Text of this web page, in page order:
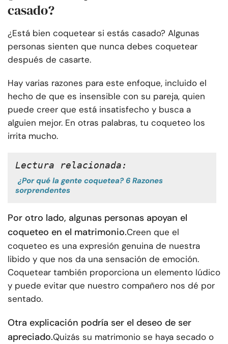
casado?
¿Está bien coquetear si estás casado? Algunas
personas sienten que nunca debes coquetear
después de casarte.
Hay varias razones para este enfoque, incluido el
hecho de que es insensible con su pareja, quien
puede creer que está insatisfecho y busca a
alguien mejor. En otras palabras, tu coqueteo los
irrita mucho.
Lectura relacionada:
¿Por qué la gente coquetea? 6 Razones
sorprendentes
Por otro lado, algunas personas apoyan el
coqueteo en el matrimonio.Creen que el
coqueteo es una expresión genuina de nuestra
libido y que nos da una sensación de emoción.
Coquetear también proporciona un elemento lúdico
y puede evitar que nuestro compañero nos dé por
sentado.
Otra explicación podría ser el deseo de ser
apreciado.Quizás su matrimonio se haya secado o